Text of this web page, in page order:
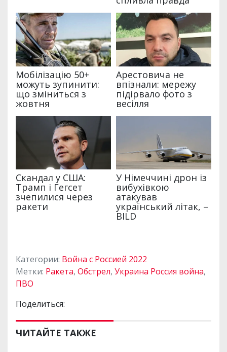
Категории: Война с Россией 2022
Метки: Ракета, Обстрел, Украина Россия война,
ПВО
Поделиться:
ЧИТАЙТЕ ТАКЖЕ